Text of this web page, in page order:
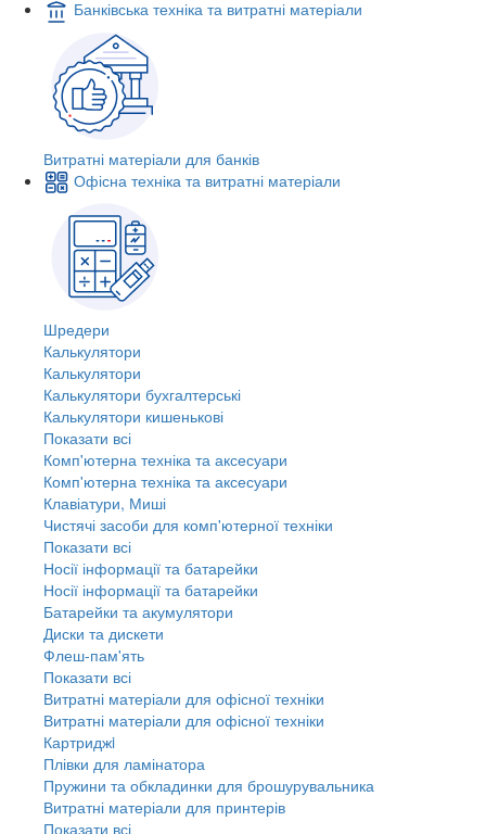
Банківська техніка та витратні матеріали
Витратні матеріали для банків
Офісна техніка та витратні матеріали
Шредери
Калькулятори
Калькулятори
Калькулятори бухгалтерські
Калькулятори кишенькові
Показати всі
Комп'ютерна техніка та аксесуари
Комп'ютерна техніка та аксесуари
Клавіатури, Миші
Чистячі засоби для комп'ютерної техніки
Показати всі
Носії інформації та батарейки
Носії інформації та батарейки
Батарейки та акумулятори
Диски та дискети
Флеш-пам'ять
Показати всі
Витратні матеріали для офісної техніки
Витратні матеріали для офісної техніки
Картриджi
Плівки для ламінатора
Пружини та обкладинки для брошурувальника
Витратні матеріали для принтерів
Показати всі